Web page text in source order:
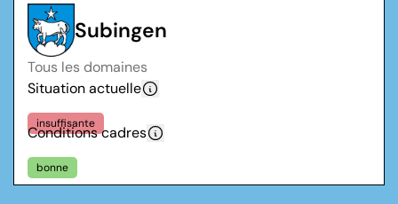
Contact
Français
Deutsch
Subingen
Tous les domaines
Situation actuelle
insuffisante
Conditions cadres
bonne